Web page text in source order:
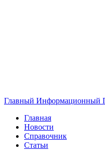
Главный Информационный
Главная
Новости
Справочник
Статьи